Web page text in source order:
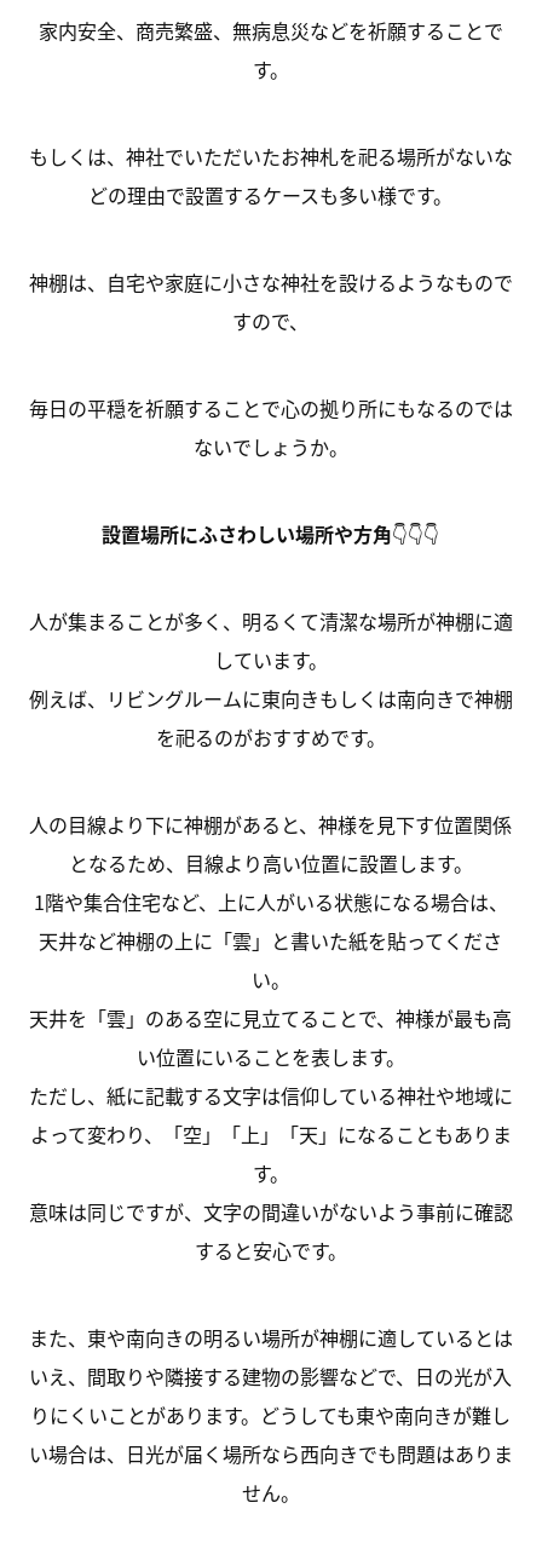
家内安全、商売繁盛、無病息災などを祈願することで
す。
もしくは、神社でいただいたお神札を祀る場所がないな
どの理由で設置するケースも多い様です。
神棚は、自宅や家庭に小さな神社を設けるようなもので
すので、
毎日の平穏を祈願することで心の拠り所にもなるのでは
ないでしょうか。
設置場所にふさわしい場所や方角👇👇👇
人が集まることが多く、明るくて清潔な場所が神棚に適
しています。
例えば、リビングルームに東向きもしくは南向きで神棚
を祀るのがおすすめです。
人の目線より下に神棚があると、神様を見下す位置関係
となるため、目線より高い位置に設置します。
1階や集合住宅など、上に人がいる状態になる場合は、
天井など神棚の上に「雲」と書いた紙を貼ってくださ
い。
天井を「雲」のある空に見立てることで、神様が最も高
い位置にいることを表します。
ただし、紙に記載する文字は信仰している神社や地域に
よって変わり、「空」「上」「天」になることもありま
す。
意味は同じですが、文字の間違いがないよう事前に確認
すると安心です。
また、東や南向きの明るい場所が神棚に適しているとは
いえ、間取りや隣接する建物の影響などで、日の光が入
りにくいことがあります。どうしても東や南向きが難し
い場合は、日光が届く場所なら西向きでも問題はありま
せん。